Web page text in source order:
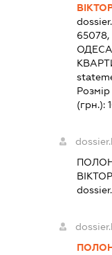
(грн.):